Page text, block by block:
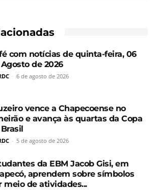
com notícias de quinta-feira, 06
de 2026
- 6 de agosto de 2026
vence a Chapecoense no
e avança às quartas da Copa
- 5 de agosto de 2026
da EBM Jacob Gisi, em
aprendem sobre símbolos
meio de atividades...